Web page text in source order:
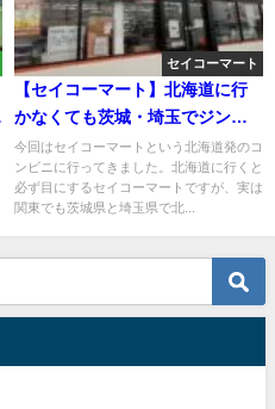
セイコーマート
【セイコーマート】北海道に行
かなくても茨城・埼玉でジンギ
スカン弁当など北海道の食べ物
が食べれる？ 電車で行けると
ころも紹介
今回はセイコーマートという北海道発のコ
ンビニに行ってきました。北海道に行くと
必ず目にするセイコーマートですが、実は
関東でも茨城県と埼玉県で北...